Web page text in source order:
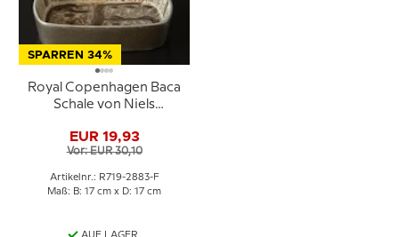
SPARREN 34%
Royal Copenhagen Baca
Schale von Niels
EUR 19,93
Vor: EUR 30,10
Artikelnr.: R719-2883-F
Maß: B: 17 cm x D: 17 cm